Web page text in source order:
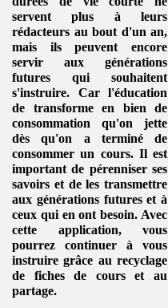
servent plus à leurs
rédacteurs au bout d'un an,
mais ils peuvent encore
servir aux générations
futures qui souhaitent
s'instruire. Car l'éducation
de transforme en bien de
consommation qu'on jette
dès qu'on a terminé de
consommer un cours. Il est
important de pérenniser ses
savoirs et de les transmettre
aux générations futures et à
ceux qui en ont besoin. Avec
cette application, vous
pourrez continuer à vous
instruire grâce au recyclage
de fiches de courset au
partage.